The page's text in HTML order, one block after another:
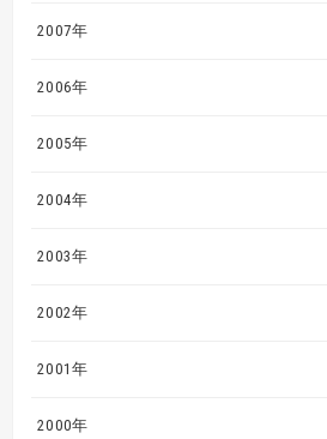
2007年
2006年
2005年
2004年
2003年
2002年
2001年
2000年